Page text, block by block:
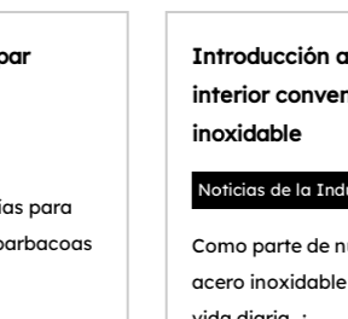
al proceso de contenedor
de vasos de acero
nuestra vida diaria, tazas de
son inseparables de nuestra